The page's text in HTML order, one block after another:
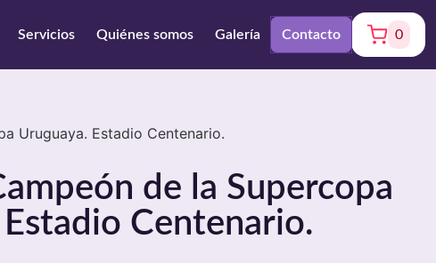
Servicios Quiénes somos Galería Contacto 0
Uruguaya. Estadio Centenario.
de la Supercopa
Centenario.